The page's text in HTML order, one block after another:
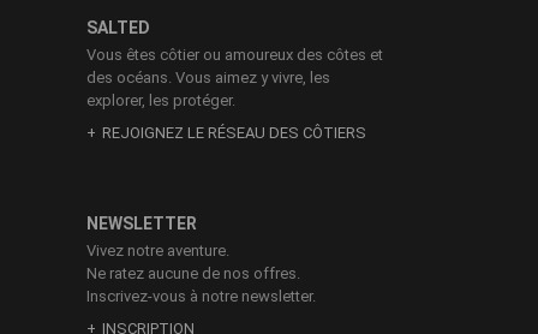
SALTED
Vous êtes côtier ou amoureux des côtes et
des océans. Vous aimez y vivre, les
explorer, les protéger.
REJOIGNEZ LE RÉSEAU DES CÔTIERS
NEWSLETTER
Vivez notre aventure.
Ne ratez aucune de nos offres.
Inscrivez-vous à notre newsletter.
INSCRIPTION